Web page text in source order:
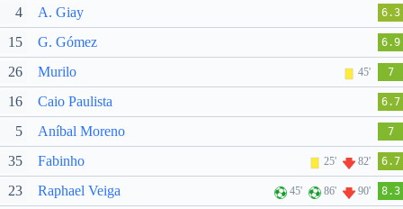
4 A. Giay 6.3
15 G. Gómez 6.9
26 Murilo 45' 7
16 Caio Paulista 6.7
5 Aníbal Moreno 7
35 Fabinho 25' 82' 6.7
23 Raphael Veiga 45' 86' 90' 8.3